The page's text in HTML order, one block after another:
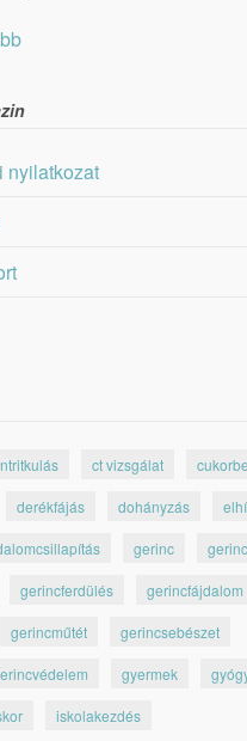
nyilatkozat
ct vizsgálat
derékfájás dohányzás
gerinc
gerincferdülés gerincfájdalom
gerincműtét gerincsebészet
gyermek
iskolakezdés